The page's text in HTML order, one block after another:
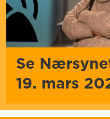
Se
19. mars